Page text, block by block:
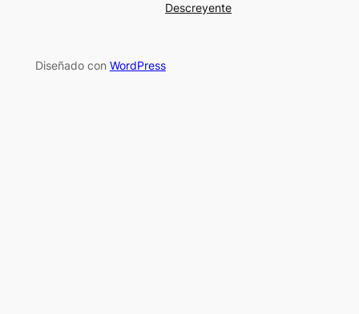
Descreyente
Diseñado con WordPress